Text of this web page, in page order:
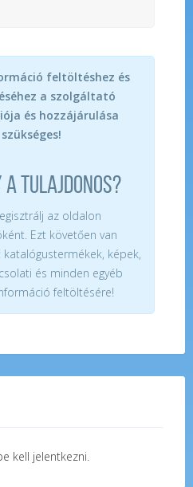
feltöltéshez és
a szolgáltató
és hozzájárulása
szükséges!
TULAJDONOS?
az oldalon
Ezt követően van
katalógustermékek, képek,
és minden egyéb
feltöltésére!
kell jelentkezni.